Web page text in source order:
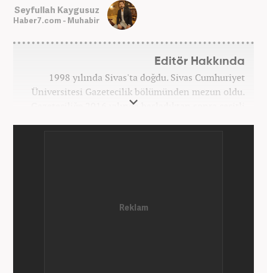
Seyfullah Kaygusuz
Haber7.com - Muhabir
Editör Hakkında
1998 yılında Sivas'ta doğdu. Sivas Cumhuriyet
Üniversitesi Gazetecilik bölümünden mezun oldu.
Gazeteciliğe 2016 yılında başladıktan sonra çeşitli